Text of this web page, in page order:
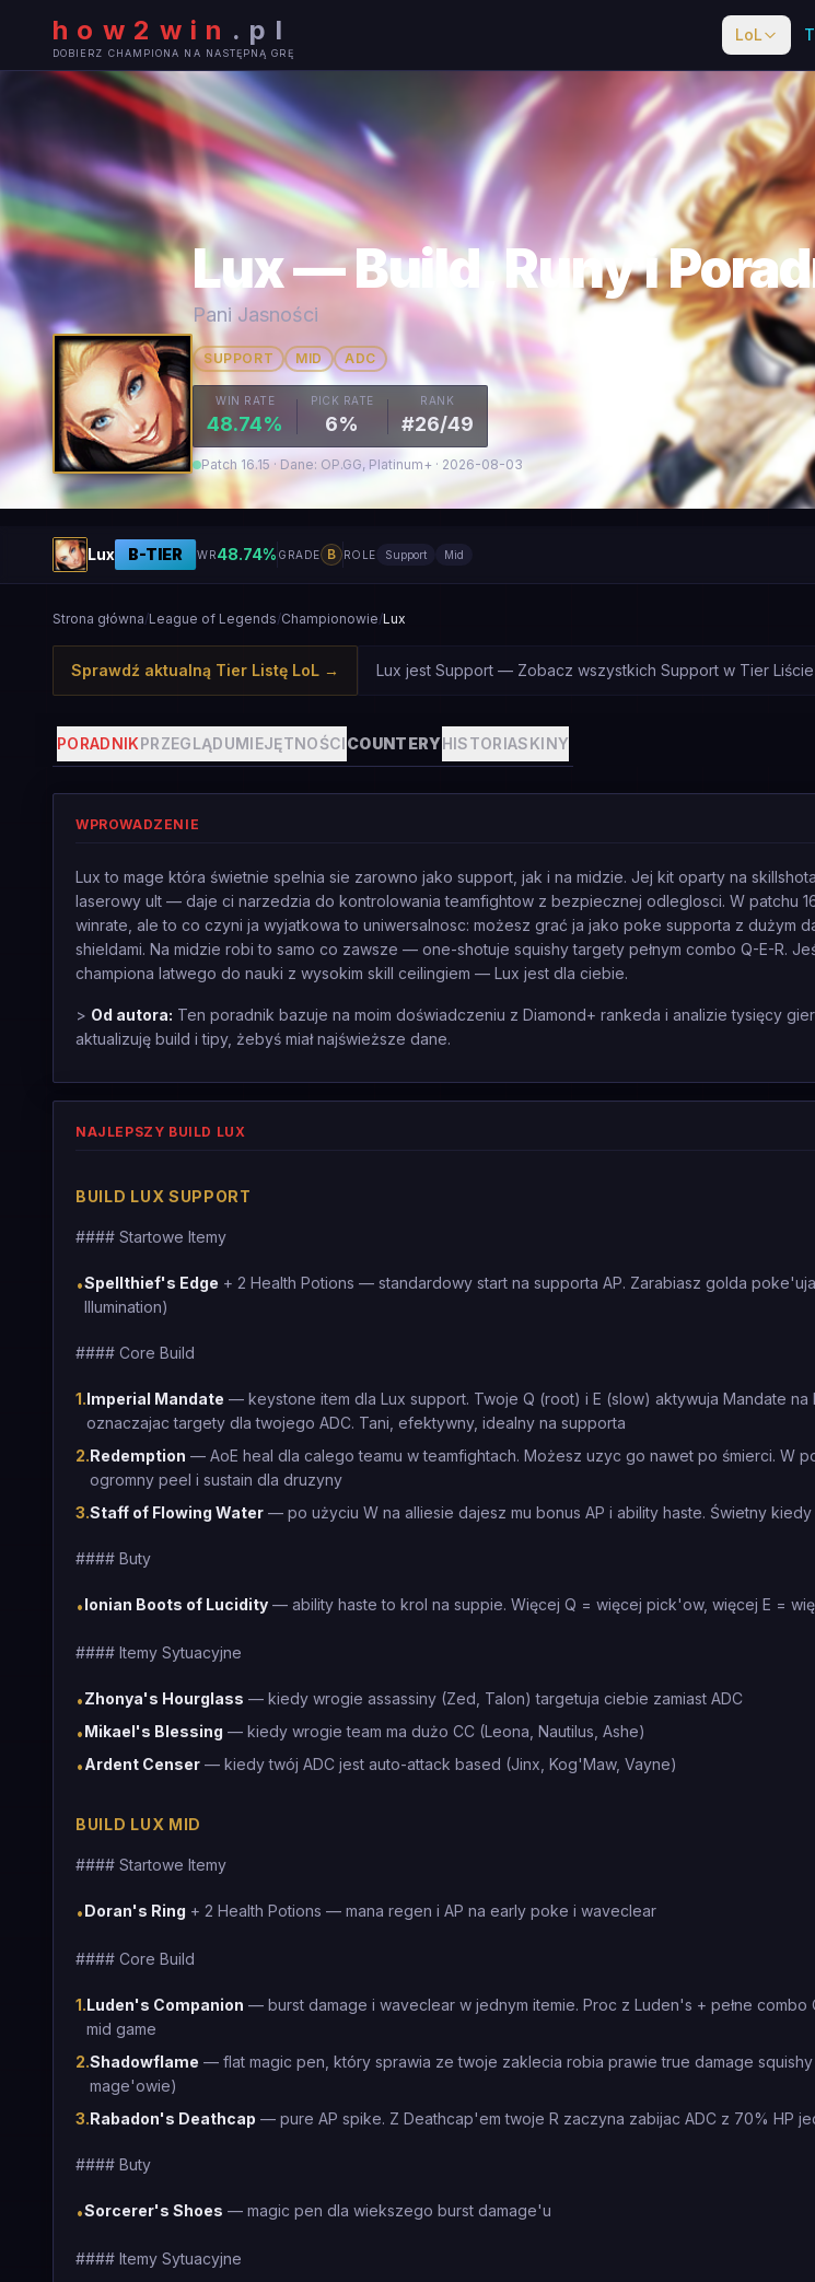
how2win . pl
DOBIERZ CHAMPIONA NA NASTĘPNĄ GRĘ
LoL
Lux — Build, Runy i
Pani Jasności
SUPPORT MID ADC
WIN RATE
48.74%
PICK RATE
6%
RANK
#26/49
Patch 16.15 · Dane: OP.GG, Platinum+ · 2026-08-03
Lux B-TIER WR48.74% GRADE B ROLE Support Mid
Strona główna/League of Legends/Championowie/Lux
Sprawdź aktualną Tier Listę LoL → Lux jest Support — Zobacz wszystkich Support w Tier Liście
PORADNIKPRZEGLĄDUMIEJĘTNOŚCICOUNTERYHISTORIASKINY
WPROWADZENIE
Lux to mage która świetnie spelnia sie zarowno jako support, jak i na midzie. Jej kit oparty na
laserowy ult — daje ci narzedzia do kontrolowania teamfightow z bezpiecznej odleglosci. W patchu
winrate, ale to co czyni ja wyjatkowa to uniwersalnosc: możesz grać ja jako poke supporta z dużym
shieldami. Na midzie robi to samo co zawsze — one-shotuje squishy targety pełnym combo Q-E-R.
championa latwego do nauki z wysokim skill ceilingiem — Lux jest dla ciebie.
> Od autora: Ten poradnik bazuje na moim doświadczeniu z Diamond+ rankeda i analizie tysięcy
aktualizuję build i tipy, żebyś miał najświeższe dane.
NAJLEPSZY BUILD LUX
BUILD LUX SUPPORT
#### Startowe Itemy
•Spellthief's Edge + 2 Health Potions — standardowy start na supporta AP. Zarabiasz golda
Illumination)
#### Core Build
1.Imperial Mandate — keystone item dla Lux support. Twoje Q (root) i E (slow) aktywuja Mandate
oznaczajac targety dla twojego ADC. Tani, efektywny, idealny na supporta
2.Redemption — AoE heal dla calego teamu w teamfightach. Możesz uzyc go nawet po śmierci. W
ogromny peel i sustain dla druzyny
3.Staff of Flowing Water — po użyciu W na alliesie dajesz mu bonus AP i ability haste. Świetny kiedy
#### Buty
•Ionian Boots of Lucidity — ability haste to krol na suppie. Więcej Q = więcej pick'ow, więcej E =
#### Itemy Sytuacyjne
•Zhonya's Hourglass — kiedy wrogie assassiny (Zed, Talon) targetuja ciebie zamiast ADC
•Mikael's Blessing — kiedy wrogie team ma dużo CC (Leona, Nautilus, Ashe)
•Ardent Censer — kiedy twój ADC jest auto-attack based (Jinx, Kog'Maw, Vayne)
BUILD LUX MID
#### Startowe Itemy
•Doran's Ring + 2 Health Potions — mana regen i AP na early poke i waveclear
#### Core Build
1.Luden's Companion — burst damage i waveclear w jednym itemie. Proc z Luden's + pełne
mid game
2.Shadowflame — flat magic pen, który sprawia ze twoje zaklecia robia prawie true damage squishy
mage'owie)
3.Rabadon's Deathcap — pure AP spike. Z Deathcap'em twoje R zaczyna zabijac ADC z 70% HP
#### Buty
•Sorcerer's Shoes — magic pen dla wiekszego burst damage'u
#### Itemy Sytuacyjne